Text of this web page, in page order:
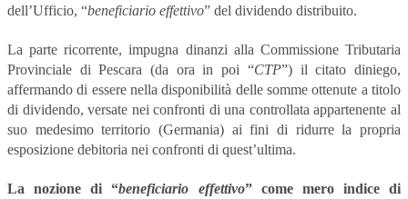
dell’Ufficio, “beneficiario effettivo” del dividendo distribuito.
La parte ricorrente, impugna dinanzi alla Commissione Tributaria
Provinciale di Pescara (da ora in poi “CTP”) il citato diniego,
affermando di essere nella disponibilità delle somme ottenute a titolo
di dividendo, versate nei confronti di una controllata appartenente al
suo medesimo territorio (Germania) ai fini di ridurre la propria
esposizione debitoria nei confronti di quest’ultima.
La nozione di “beneficiario effettivo” come mero indice di